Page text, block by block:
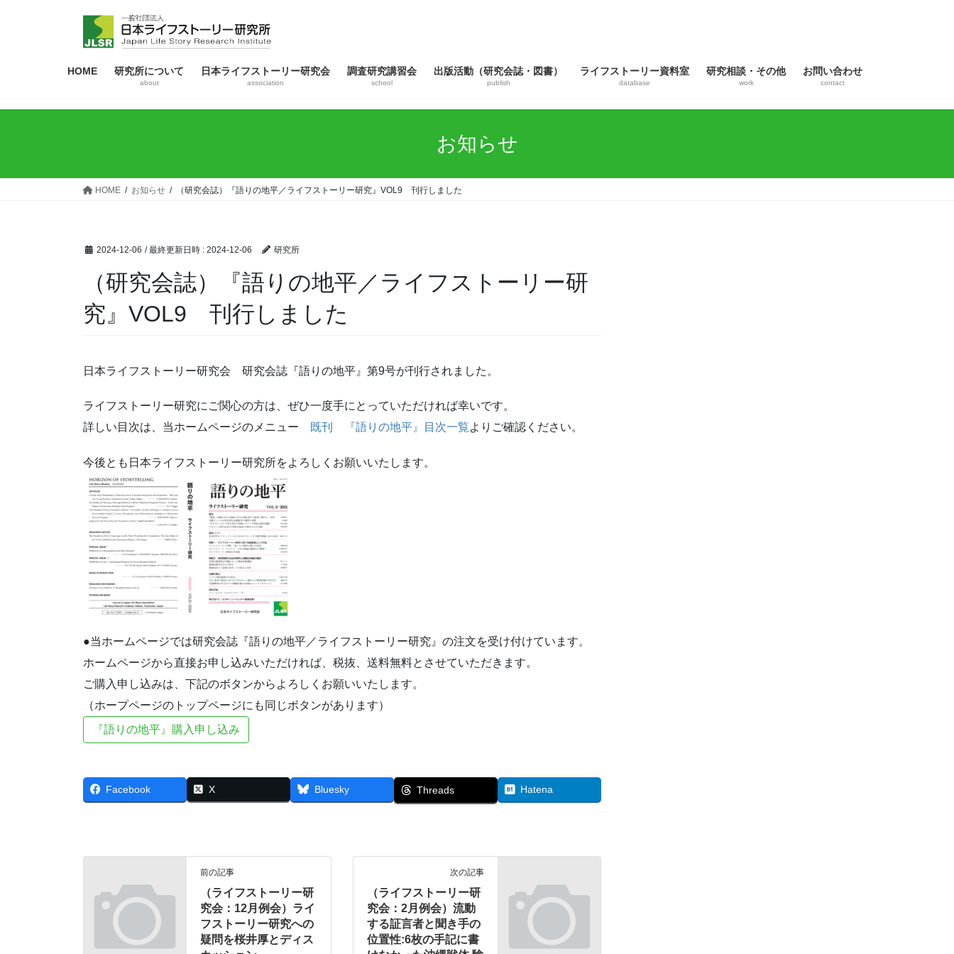
ス
ン
HOME 研究所について
about
日本ライフストーリー研究会
association
調査研究講習会
school
出版活動（研究会誌・図書）
publish
ライフストーリー資料室
database
研究相談・その他
work
お問い合わせ
contact
お知らせ
HOME お知らせ （研究会誌）『語りの地平／ライフストーリー研究』VOL9 刊行しました
2024-12-06 / 最終更新日時 : 2024-12-06 研究所
（研究会誌）『語りの地平／ライフストーリー研
究』VOL9 刊行しました
日本ライフストーリー研究会 研究会誌『語りの地平』第9号が刊行されました。
ライフストーリー研究にご関心の方は、ぜひ一度手にとっていただければ幸いです。
詳しい目次は、当ホームページのメニュー
既刊 『語りの地平』目次一覧よりご確認ください。
今後とも日本ライフストーリー研究所をよろしくお願いいたします。
●当ホームページでは研究会誌『語りの地平／ライフストーリー研究』の注文を受け付けています。
ホームページから直接お申し込みいただければ、税抜、送料無料とさせていただきます。
ご購入申し込みは、下記のボタンからよろしくお願いいたします。
（ホープページのトップページにも同じボタンがあります）
『語りの地平』購入申し込み
Facebook X Bluesky Threads Hatena
前の記事
（ライフストーリー研
究会：12月例会）ライ
フストーリー研究への
疑問を桜井厚とディス
次の記事
（ライフストーリー研
究会：2月例会）流動
する証言者と聞き手の
位置性:6枚の手記に書